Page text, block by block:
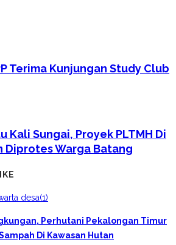
Terima Kunjungan Study Club
Kali Sungai, Proyek PLTMH Di
Diprotes Warga Batang
Perhutani Pekalongan Timur
Di Kawasan Hutan